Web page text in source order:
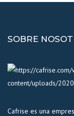
SOBRE
Cafrise es una